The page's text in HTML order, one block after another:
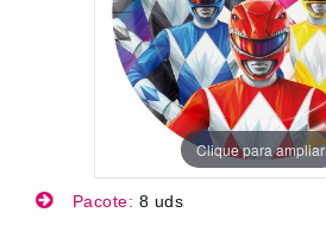
Clique para ampliar
Pacote: 8 uds